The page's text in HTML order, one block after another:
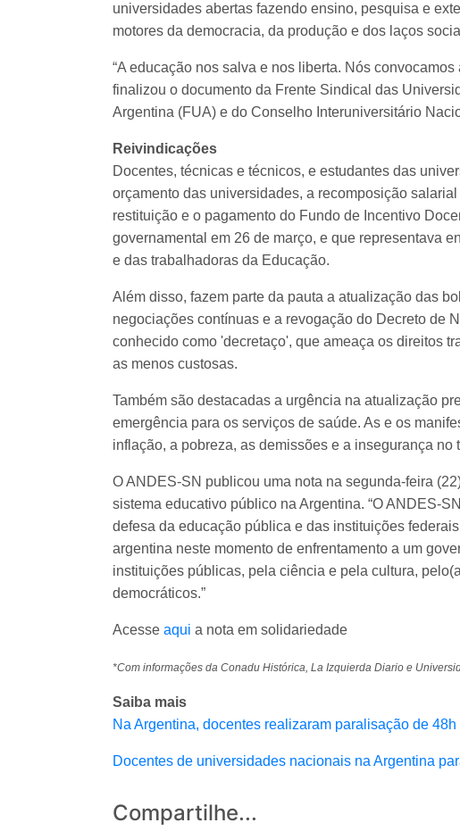
universidades abertas fazendo ensino, pesquisa e
motores da democracia, da produção e dos laços
“A educação nos salva e nos liberta. Nós
finalizou o documento da Frente Sindical das
Argentina (FUA) e do Conselho Interuniversitário
Reivindicações
Docentes, técnicas e técnicos, e estudantes das
orçamento das universidades, a recomposição
restituição e o pagamento do Fundo de Incentivo
governamental em 26 de março, e que representava
e das trabalhadoras da Educação.
Além disso, fazem parte da pauta a atualização das
negociações contínuas e a revogação do Decreto de
conhecido como 'decretaço', que ameaça os direitos
as menos custosas.
Também são destacadas a urgência na atualização
emergência para os serviços de saúde. As e os
inflação, a pobreza, as demissões e a insegurança no
O ANDES-SN publicou uma nota na segunda-feira
sistema educativo público na Argentina. “O ANDES-
defesa da educação pública e das instituições
argentina neste momento de enfrentamento a um
instituições públicas, pela ciência e pela cultura,
democráticos.”
Acesse aqui a nota em solidariedade
*Com informações da Conadu Histórica, La Izquierda Diario e
Saiba mais
Na Argentina, docentes realizaram paralisação de
Docentes de universidades nacionais na Argentina
Compartilhe...